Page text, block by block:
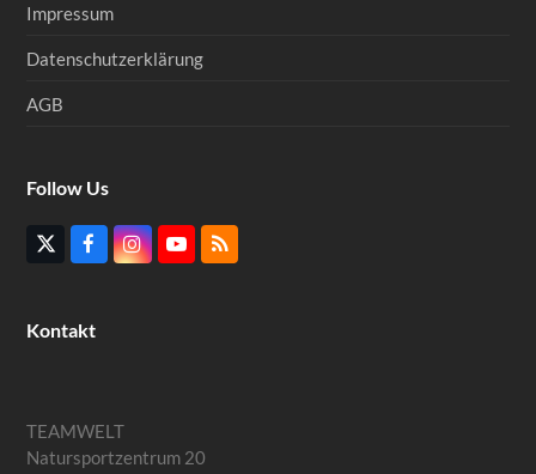
Impressum
Datenschutzerklärung
AGB
Follow Us
TwitterFacebookInstagram
YouTube
RSS
Kontakt
TEAMWELT
Natursportzentrum 20